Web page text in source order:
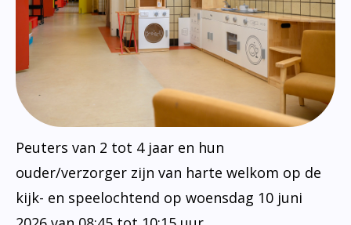
Peuters van 2 tot 4 jaar en hun
ouder/verzorger zijn van harte welkom op de
kijk- en speelochtend op woensdag 10 juni